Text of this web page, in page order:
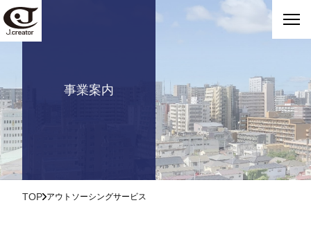
事業案内
TOP アウトソーシングサービス